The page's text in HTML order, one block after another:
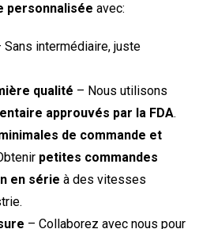
personnalisée avec:
Sans intermédiaire, juste
qualité – Nous utilisons
approuvés par la FDA.
de commande et
petites commandes
en série à des vitesses
– Collaborez avec nous pour